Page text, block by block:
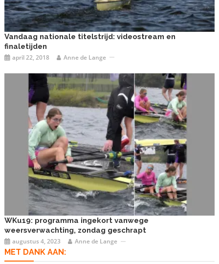
Vandaag nationale titelstrijd: videostream en
finaletijden
april 22, 2018 Anne de Lange
WKu19: programma ingekort vanwege
weersverwachting, zondag geschrapt
augustus 4, 2023 Anne de Lange
MET DANK AAN: